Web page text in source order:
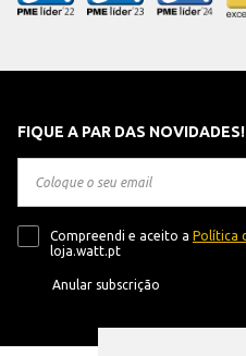
FIQUE A PAR DAS NOVIDADES!
Compreendi e aceito a Política
loja.watt.pt
Anular subscrição